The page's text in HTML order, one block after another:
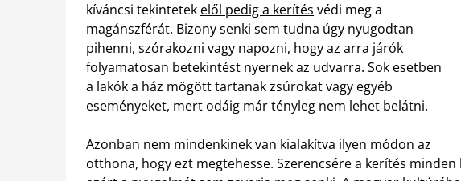
kíváncsi tekintetek elől pedig a kerítés védi meg a
magánszférát. Bizony senki sem tudna úgy nyugodtan
pihenni, szórakozni vagy napozni, hogy az arra járók
folyamatosan betekintést nyernek az udvarra. Sok esetben
a lakók a ház mögött tartanak zsúrokat vagy egyéb
eseményeket, mert odáig már tényleg nem lehet belátni.
Azonban nem mindenkinek van kialakítva ilyen módon az
otthona, hogy ezt megtehesse. Szerencsére a kerítés